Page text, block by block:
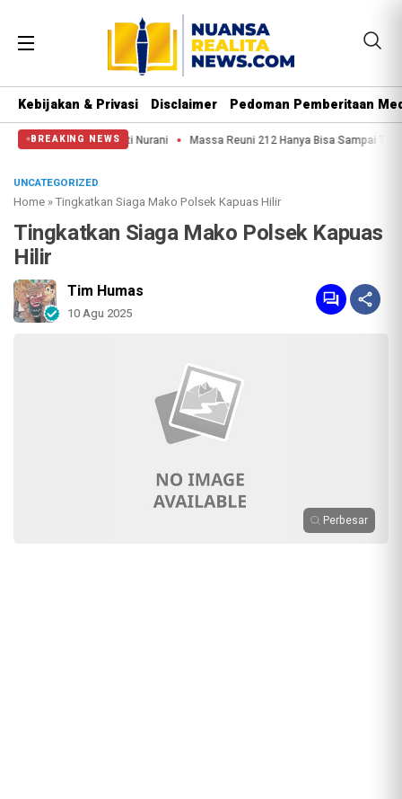
Kebijakan & Privasi Disclaimer Pedoman Pemberitaan
BREAKING NEWS
Hati Nurani Massa Reuni 212 Hanya Bisa Sampai Thamrin, Putar
UNCATEGORIZED
Home »Tingkatkan Siaga Mako Polsek Kapuas Hilir
Tingkatkan Siaga Mako Polsek Kapuas
Hilir
Tim Humas
10 Agu 2025
Perbesar